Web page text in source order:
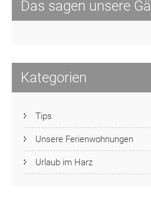
Das sagen unsere
Kategorien
Tips
Unsere Ferienwohnungen
Urlaub im Harz